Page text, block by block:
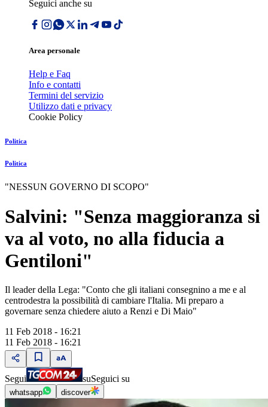
Seguici anche su
Area personale
Help e Faq
Info e contatti
Termini del servizio
Utilizzo dati e privacy
Cookie Policy
Politica
Politica
"NESSUN GOVERNO DI SCOPO"
Salvini: "Senza maggioranza si
va al voto, no alla fiducia a
Gentiloni"
Il leader della Lega: "Conto che gli italiani consegnino a me e al
centrodestra la possibilità di cambiare l'Italia. Mi preparo a
governare senza chiedere aiuto a Renzi e Di Maio"
11 Feb 2018 - 16:21
11 Feb 2018 - 16:21
Segui suSeguici su
whatsapp discover